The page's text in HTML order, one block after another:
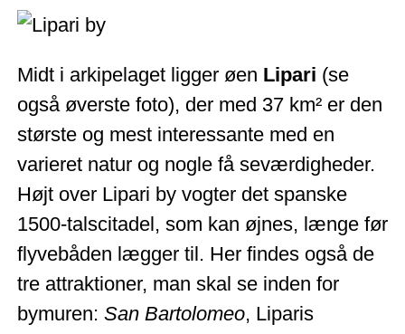
Midt i arkipelaget ligger øen Lipari (se
også øverste foto), der med 37 km² er den
største og mest interessante med en
varieret natur og nogle få seværdigheder.
Højt over Lipari by vogter det spanske
1500-talscitadel, som kan øjnes, længe før
flyvebåden lægger til. Her findes også de
tre attraktioner, man skal se inden for
bymuren: San Bartolomeo, Liparis